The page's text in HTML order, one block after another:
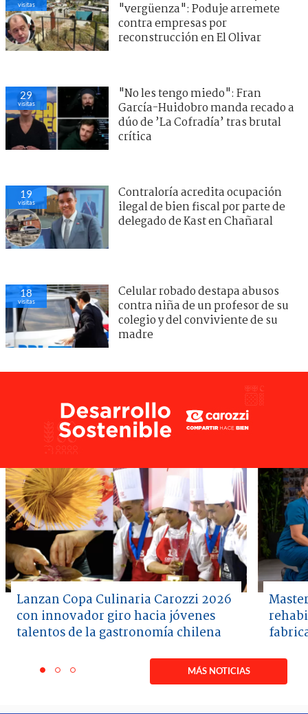
visitas
"vergüenza": Poduje arremete
contra empresas por
reconstrucción en El Olivar
29
visitas
"No les tengo miedo": Fran
García-Huidobro manda recado a
dúo de ’La Cofradía’ tras brutal
crítica
19
visitas
Contraloría acredita ocupación
ilegal de bien fiscal por parte de
delegado de Kast en Chañaral
18
visitas
Celular robado destapa abusos
contra niña de un profesor de su
colegio y del conviviente de su
madre
Lanzan Copa Culinaria Carozzi 2026
con innovador giro hacia jóvenes
talentos de la gastronomía chilena
itemitemitem
MÁS NOTICIAS